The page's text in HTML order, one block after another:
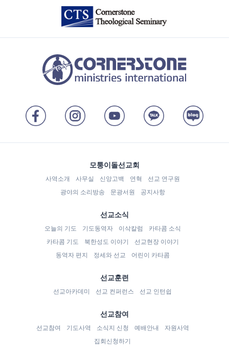
모퉁이돌선교회
사역소개 사무실 신앙고백 연혁
선교 연구원
광야의 소리방송
문광서원 공지사항
선교소식
오늘의 기도 기도동역자 이삭칼럼
카타콤 소식
카타콤 기도
북한성도 이야기
선교현장 이야기
동역자 편지
정세와 선교 어린이 카타콤
선교훈련
선교아카데미 선교 컨퍼런스 선교 인턴쉽
선교참여
선교참여 기도사역 소식지 신청 예배안내
자원사역
집회신청하기